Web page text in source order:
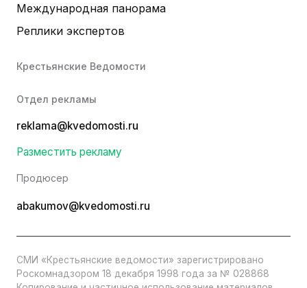
Международная панорама
Реплики экспертов
Крестьянские Ведомости
Отдел рекламы
reklama@kvedomosti.ru
Разместить рекламу
Продюсер
abakumov@kvedomosti.ru
СМИ «Крестьянские ведомости» зарегистрировано
Роскомнадзором 18 декабря 1998 года за № 028868